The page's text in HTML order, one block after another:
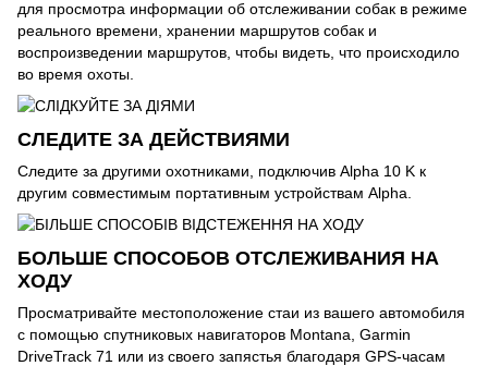
для просмотра информации об отслеживании собак в режиме
реального времени, хранении маршрутов собак и
воспроизведении маршрутов, чтобы видеть, что происходило
во время охоты.
СЛЕДИТЕ ЗА ДЕЙСТВИЯМИ
Следите за другими охотниками, подключив Alpha 10 K к
другим совместимым портативным устройствам Alpha.
БОЛЬШЕ СПОСОБОВ ОТСЛЕЖИВАНИЯ НА
ХОДУ
Просматривайте местоположение стаи из вашего автомобиля
с помощью спутниковых навигаторов Montana, Garmin
DriveTrack 71 или из своего запястья благодаря GPS-часам